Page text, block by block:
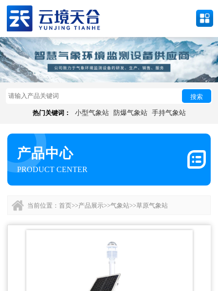
搜索
热门关键词： 小型气象站 防爆气象站 手持气象站
产品中心
PRODUCT CENTER
当前位置： 首页>>产品展示>>气象站>>草原气象站